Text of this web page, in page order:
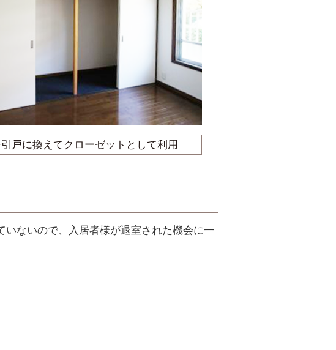
戸に換えてクローゼットとして利用
ないので、入居者様が退室された機会に一